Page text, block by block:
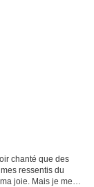
chanté que des
ressentis du
joie. Mais je me